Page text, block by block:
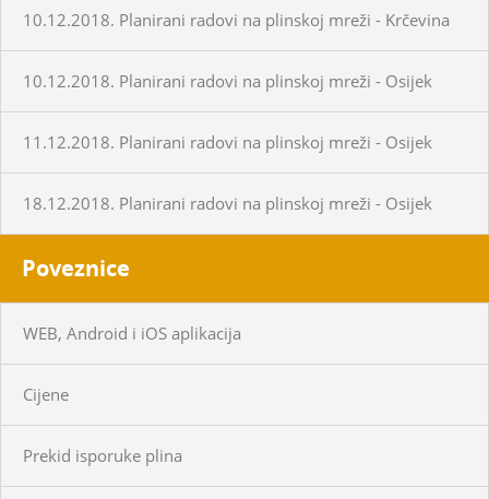
10.12.2018. Planirani radovi na plinskoj mreži - Krčevina
10.12.2018. Planirani radovi na plinskoj mreži - Osijek
11.12.2018. Planirani radovi na plinskoj mreži - Osijek
18.12.2018. Planirani radovi na plinskoj mreži - Osijek
Poveznice
WEB, Android i iOS aplikacija
Cijene
Prekid isporuke plina